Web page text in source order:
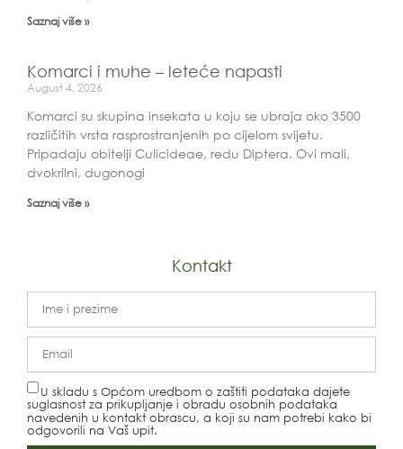
Saznaj više »
Komarci i muhe – leteće napasti
August 4, 2026
Komarci su skupina insekata u koju se ubraja oko 3500
različitih vrsta rasprostranjenih po cijelom svijetu.
Pripadaju obitelji Culicideae, redu Diptera. Ovi mali,
dvokrilni, dugonogi
Saznaj više »
Kontakt
U skladu s Općom uredbom o zaštiti podataka dajete
suglasnost za prikupljanje i obradu osobnih podataka
navedenih u kontakt obrascu, a koji su nam potrebi kako bi
odgovorili na Vaš upit.